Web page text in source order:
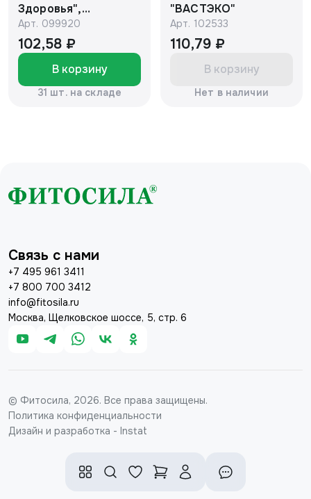
Здоровья",
коробочка
Арт. 099920
102,58 ₽
В корзину
31 шт. на складе
"ВАСТЭКО"
Арт. 102533
110,79 ₽
В корзину
Нет в наличии
Связь с нами
+7 495 961 3411
+7 800 700 3412
info@fitosila.ru
Москва, Щелковское шоссе, 5, стр. 6
© Фитосила, 2026. Все права защищены.
Политика конфиденциальности
Дизайн и разработка - Instat